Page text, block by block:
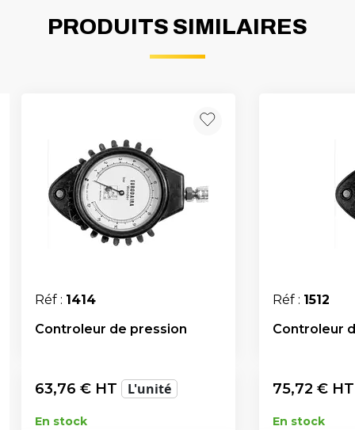
PRODUITS SIMILAIRES
Réf : 1414
Controleur de pression
63,76 € HT L'unité
En stock
Réf : 1512
Controleur
75,72 €
En stock